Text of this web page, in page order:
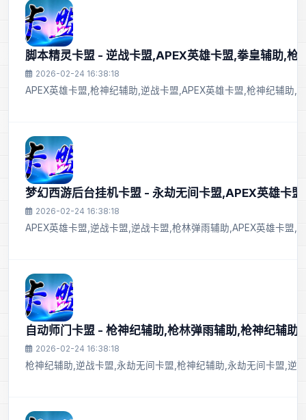
脚本精灵卡盟 - 逆战卡盟,APEX英雄卡盟,拳皇辅助,枪
2026-02-24 16:38:18
APEX英雄卡盟,枪神纪辅助,逆战卡盟,APEX英雄卡盟,枪神纪辅助,
梦幻西游后台挂机卡盟 - 永劫无间卡盟,APEX英雄卡
2026-02-24 16:38:18
APEX英雄卡盟,逆战卡盟,逆战卡盟,枪林弹雨辅助,APEX英雄卡盟,
自动师门卡盟 - 枪神纪辅助,枪林弹雨辅助,枪神纪辅助,
2026-02-24 16:38:18
枪神纪辅助,逆战卡盟,永劫无间卡盟,枪神纪辅助,永劫无间卡盟,逆